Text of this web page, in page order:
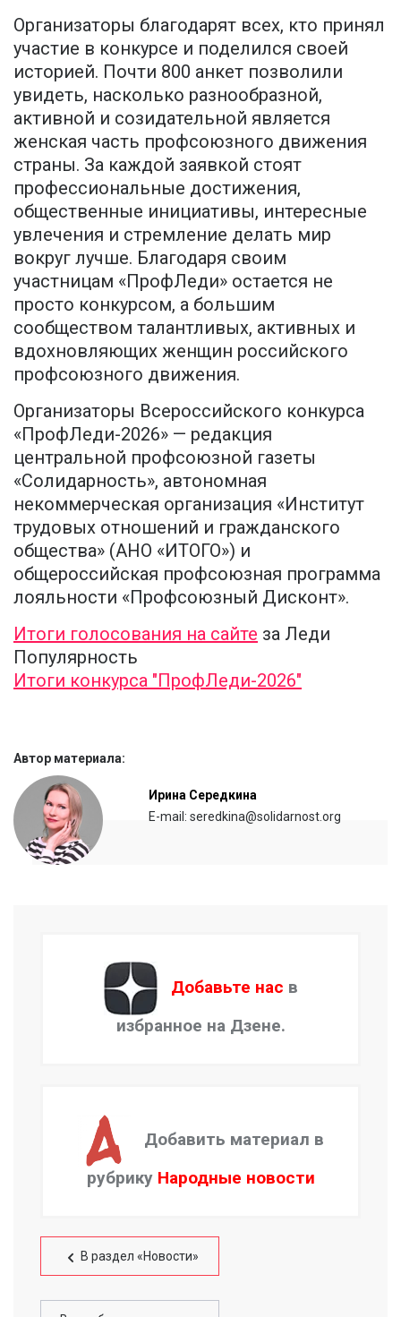
Организаторы благодарят всех, кто принял
участие в конкурсе и поделился своей
историей. Почти 800 анкет позволили
увидеть, насколько разнообразной,
активной и созидательной является
женская часть профсоюзного движения
страны. За каждой заявкой стоят
профессиональные достижения,
общественные инициативы, интересные
увлечения и стремление делать мир
вокруг лучше. Благодаря своим
участницам «ПрофЛеди» остается не
просто конкурсом, а большим
сообществом талантливых, активных и
вдохновляющих женщин российского
профсоюзного движения.
Организаторы Всероссийского конкурса
«ПрофЛеди-2026» — редакция
центральной профсоюзной газеты
«Солидарность», автономная
некоммерческая организация «Институт
трудовых отношений и гражданского
общества» (АНО «ИТОГО») и
общероссийская профсоюзная программа
лояльности «Профсоюзный Дисконт».
Итоги голосования на сайте за Леди
Популярность
Итоги конкурса "ПрофЛеди-2026"
Автор материала:
Ирина Середкина
E-mail: seredkina@solidarnost.org
Добавьте нас в
избранное на Дзене.
Добавить материал в
рубрику Народные новости
В раздел «Новости»